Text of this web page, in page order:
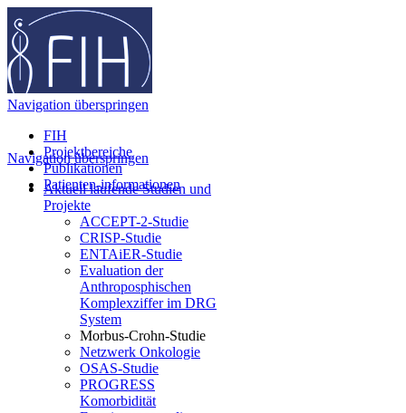
Navigation überspringen
FIH
Projektbereiche
Publikationen
Patienten-informationen
Navigation überspringen
Aktuell laufende Studien und
Projekte
ACCEPT-2-Studie
CRISP-Studie
ENTAiER-Studie
Evaluation der
Anthroposphischen
Komplexziffer im DRG
System
Morbus-Crohn-Studie
Netzwerk Onkologie
OSAS-Studie
PROGRESS
Komorbidität